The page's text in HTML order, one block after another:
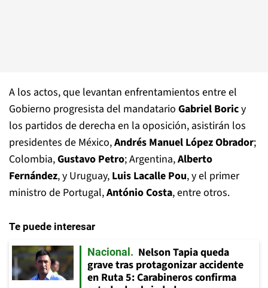
A los actos, que levantan enfrentamientos entre el
Gobierno progresista del mandatario Gabriel Boricy
los partidos de derecha en la oposición, asistirán los
presidentes de México,Andrés Manuel López Obrador;
Colombia,Gustavo Petro; Argentina,Alberto
Fernández, y Uruguay, Luis Lacalle Pou, y el primer
ministro de Portugal,António Costa, entre otros.
Te puede interesar
Nacional
Nelson Tapia queda
grave tras protagonizar accidente
en Ruta 5: Carabineros confirma